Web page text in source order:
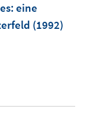
: eine
(1992)